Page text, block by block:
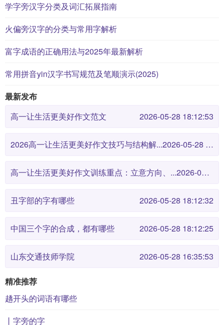
学字旁汉字分类及词汇拓展指南
火偏旁汉字的分类与常用字解析
富字成语的正确用法与2025年最新解析
常用拼音yin汉字书写规范及笔顺演示(2025)
最新发布
高一让生活更美好作文范文
2026-05-28 18:12:53
2026高一让生活更美好作文技巧与结构解... 2026-05-28 18:12:46
高一让生活更美好作文训练重点：立意方向、... 2026-05-28 18:12:38
丑字部的字有哪些 2026-05-28 18:12:32
中国三个字的合成，都有哪些 2026-05-28 18:12:25
山东交通技师学院 2026-05-28 16:35:53
精准推荐
趫开头的词语有哪些
丨字旁的字